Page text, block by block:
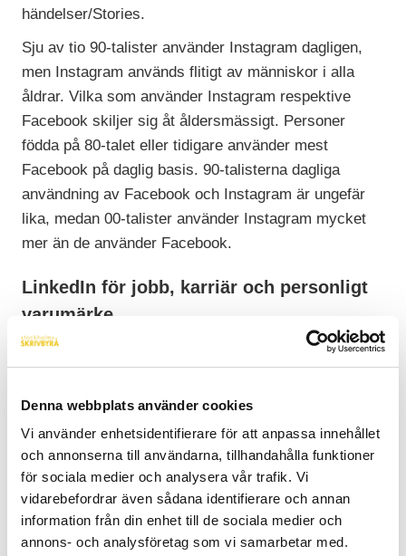
Denna webbplats använder cookies
Vi använder enhetsidentifierare för att anpassa innehållet
och annonserna till användarna, tillhandahålla funktioner
för sociala medier och analysera vår trafik. Vi
vidarebefordrar även sådana identifierare och annan
information från din enhet till de sociala medier och
annons- och analysföretag som vi samarbetar med.
händelser/Stories.
Sju av tio 90-talister använder Instagram dagligen,
men Instagram används flitigt av människor i alla
åldrar. Vilka som använder Instagram respektive
Facebook skiljer sig åt åldersmässigt. Personer
födda på 80-talet eller tidigare använder mest
Facebook på daglig basis. 90-talisterna dagliga
användning av Facebook och Instagram är ungefär
lika, medan 00-talister använder Instagram mycket
mer än de använder Facebook.
LinkedIn för jobb, karriär och personligt
varumärke
är definitivt tjänstemännens kanal och de
Här kommer ett gäng siffror:
Ungefär sex av tio tjänstemän använder LinkedIn.
Sju av tio på LinkedIn tar del av inlägg i flödet och tre
av tio marknadsför sig själva. Fokus ligger framför
allt på jobb, karriär och det professionella jaget. Bara
en av tio skapar egna inlägg och tre av tio söker efter